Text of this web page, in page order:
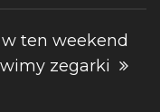
w ten weekend
zegarki